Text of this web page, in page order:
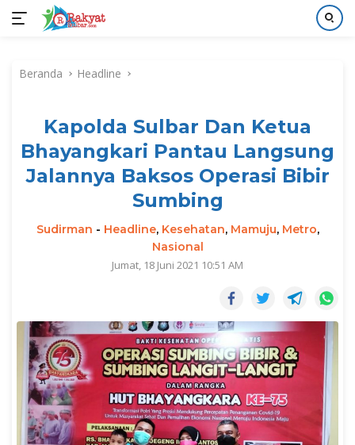
kontenBeranda Headline
Kapolda Sulbar Dan Ketua
Bhayangkari Pantau Langsung
Jalannya Baksos Operasi Bibir
Sumbing
Sudirman - Headline, Kesehatan, Mamuju, Metro,
Nasional
Jumat, 18 Juni 2021 10:51 AM